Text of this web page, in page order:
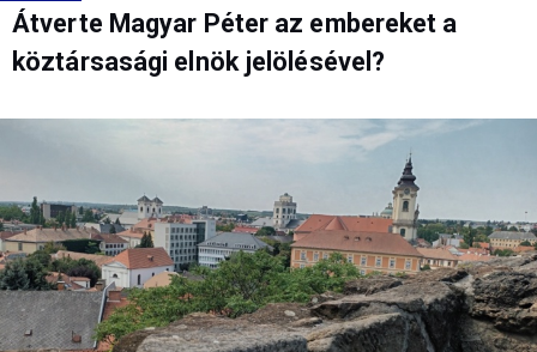
Átverte Magyar Péter az embereket a
köztársasági elnök jelölésével?